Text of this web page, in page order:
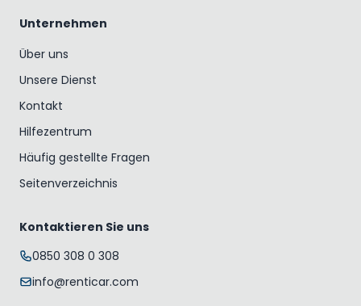
Unternehmen
Über uns
Unsere Dienst
Kontakt
Hilfezentrum
Häufig gestellte Fragen
Seitenverzeichnis
Kontaktieren Sie uns
0850 308 0 308
info@renticar.com